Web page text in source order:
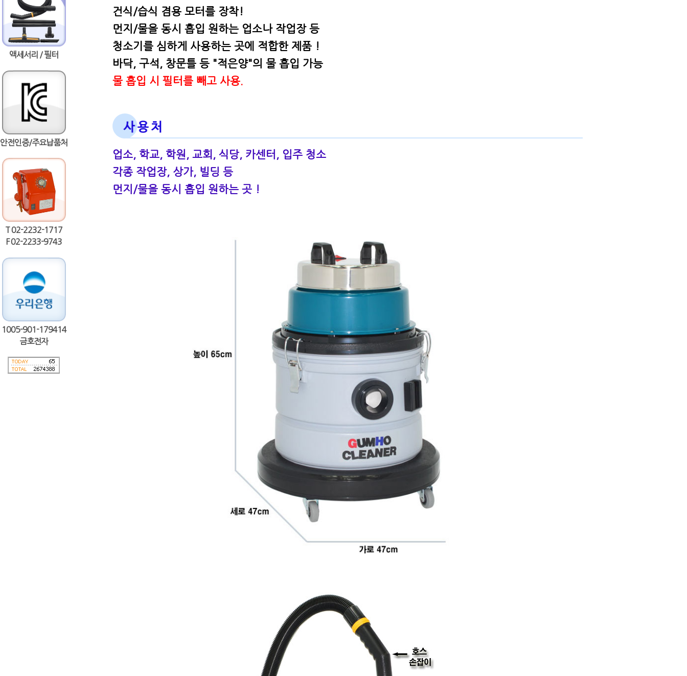
액세서리 / 필터
안전인증/주요납품처
T 02-2232-1717
F 02-2233-9743
1005-901-179414
금호전자
건식/습식 겸용 모터를 장착!
먼지/물을 동시 흡입 원하는 업소나 작업장 등
청소기를 심하게 사용하는 곳에 적합한 제품 !
바닥, 구석, 창문틀 등 "적은양"의 물 흡입 가능
물 흡입 시 필터를 빼고 사용.
업소, 학교, 학원, 교회, 식당, 카센터, 입주 청소
각종 작업장, 상가, 빌딩 등
먼지/물을 동시 흡입 원하는 곳 !